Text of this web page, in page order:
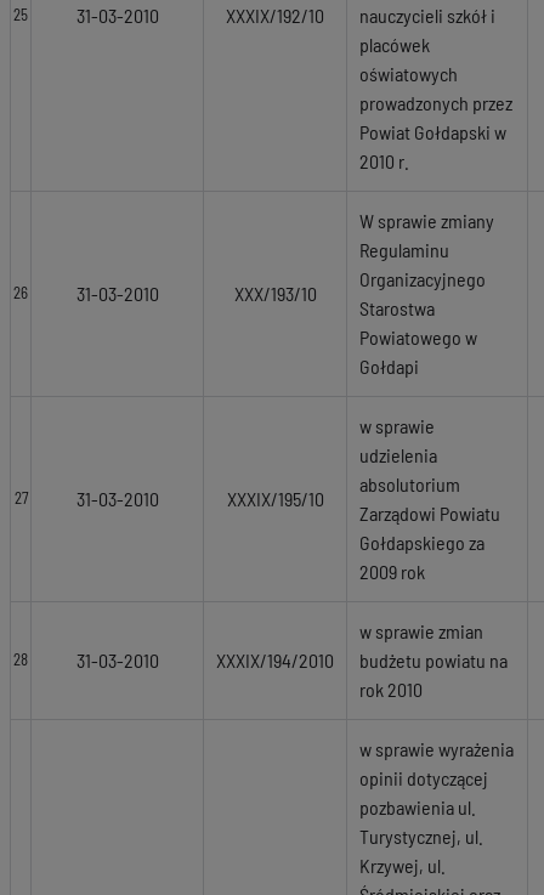
25 31-03-2010 XXXIX/192/10
nauczycieli szkół i
placówek
oświatowych
prowadzonych przez
Powiat Gołdapski w
2010 r.
26 31-03-2010 XXX/193/10
W sprawie zmiany
Regulaminu
Organizacyjnego
Starostwa
Powiatowego w
Gołdapi
27 31-03-2010 XXXIX/195/10
w sprawie
udzielenia
absolutorium
Zarządowi Powiatu
Gołdapskiego za
2009 rok
28 31-03-2010 XXXIX/194/2010
w sprawie zmian
budżetu powiatu na
rok 2010
w sprawie wyrażenia
opinii dotyczącej
pozbawienia ul.
Turystycznej, ul.
Krzywej, ul.